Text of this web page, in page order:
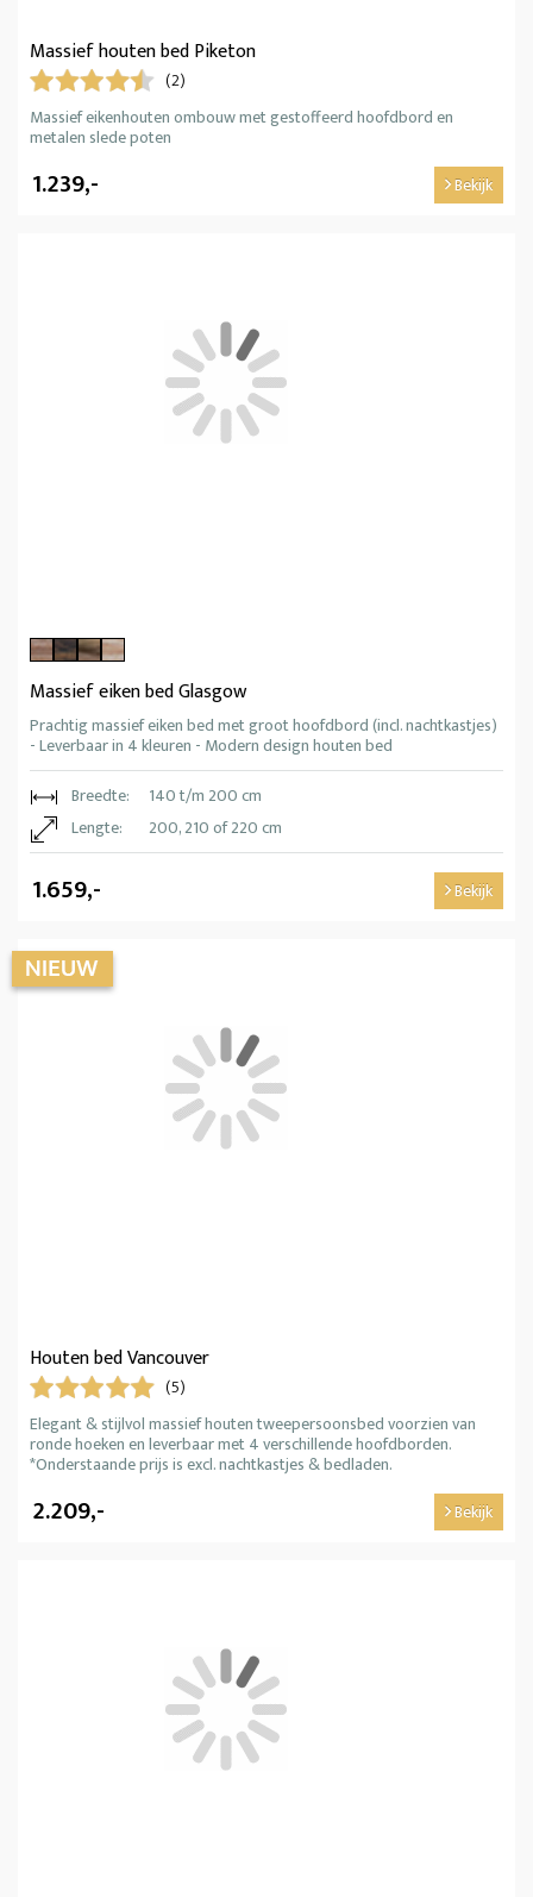
Massief houten bed Piketon
(2)
Massief eikenhouten ombouw met gestoffeerd hoofdbord en
metalen slede poten
1.239,- Bekijk
Massief eiken bed Glasgow
Prachtig massief eiken bed met groot hoofdbord (incl. nachtkastjes)
- Leverbaar in 4 kleuren - Modern design houten bed
Breedte:
140 t/m 200 cm
Lengte:
200, 210 of 220 cm
1.659,- Bekijk
Houten bed Vancouver
(5)
Elegant & stijlvol massief houten tweepersoonsbed voorzien van
ronde hoeken en leverbaar met 4 verschillende hoofdborden.
*Onderstaande prijs is excl. nachtkastjes & bedladen.
2.209,- Bekijk